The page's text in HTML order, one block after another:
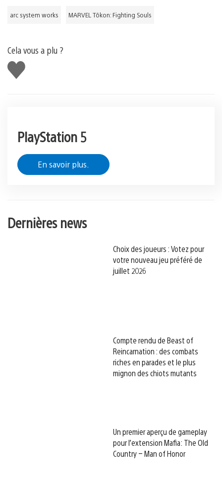
arc system works MARVEL Tōkon: Fighting Souls
Cela vous a plu ?
J'aime
PlayStation 5
En savoir plus.
Dernières news
Choix des joueurs : Votez pour
votre nouveau jeu préféré de
juillet 2026
Compte rendu de Beast of
Reincarnation : des combats
riches en parades et le plus
mignon des chiots mutants
Un premier aperçu de gameplay
pour l’extension Mafia: The Old
Country – Man of Honor